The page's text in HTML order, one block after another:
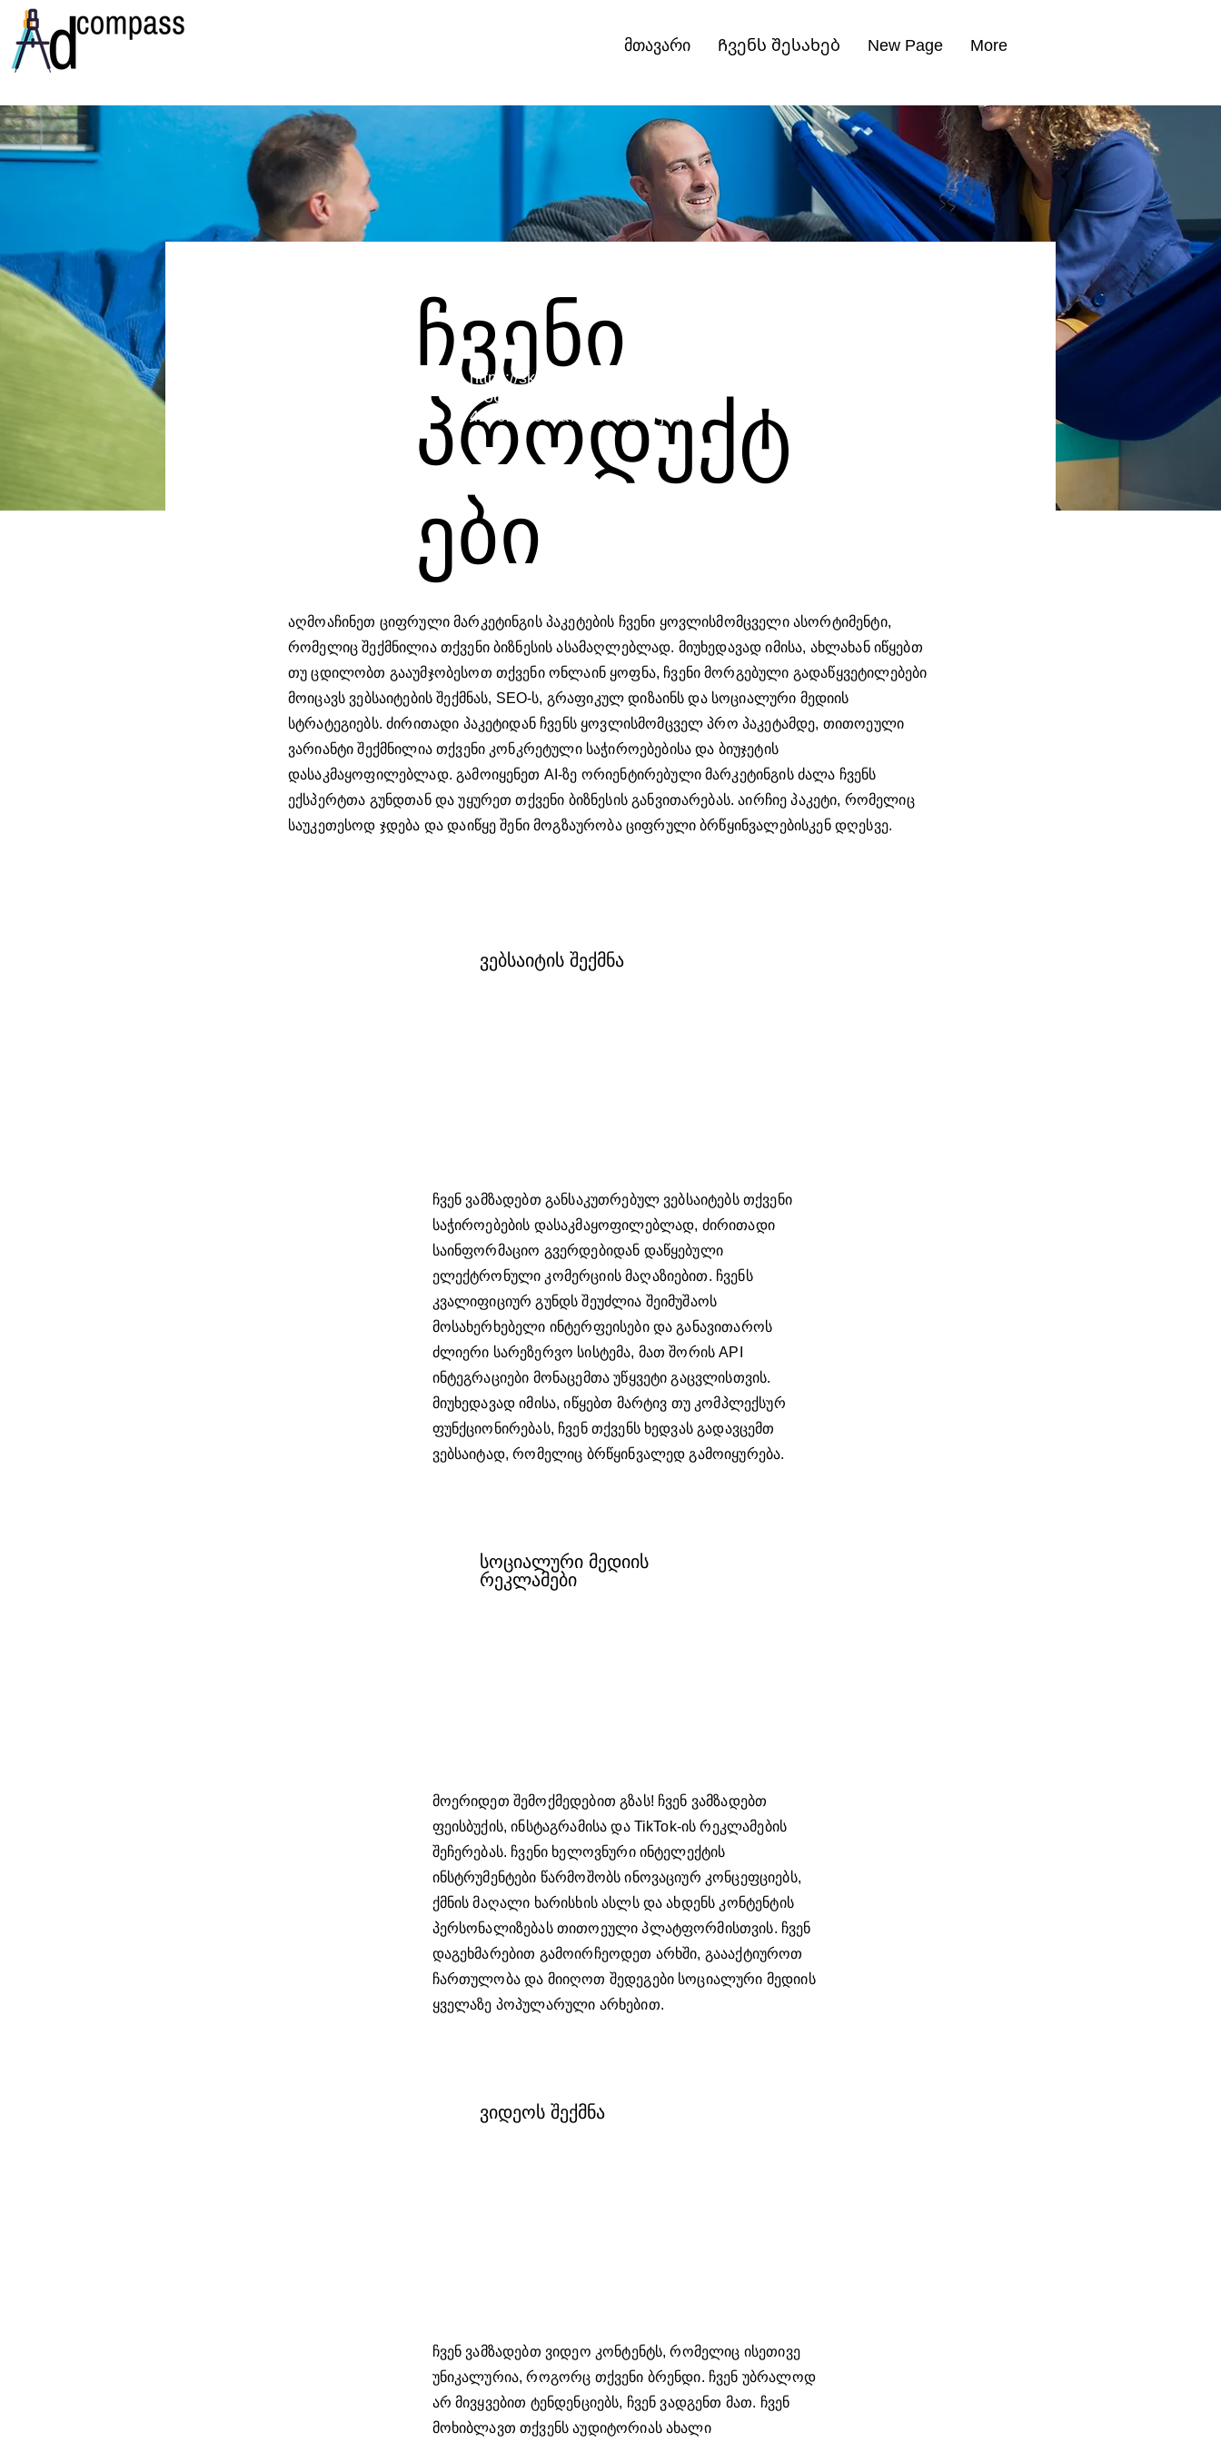
მთავარი Ჩვენს შესახებ New Page More
ჩვენი
პროდუქტ
ები
აღმოაჩინეთ ციფრული მარკეტინგის პაკეტების ჩვენი ყოვლისმომცველი ასორტიმენტი,
რომელიც შექმნილია თქვენი ბიზნესის ასამაღლებლად. მიუხედავად იმისა, ახლახან იწყებთ
თუ ცდილობთ გააუმჯობესოთ თქვენი ონლაინ ყოფნა, ჩვენი მორგებული გადაწყვეტილებები
მოიცავს ვებსაიტების შექმნას, SEO-ს, გრაფიკულ დიზაინს და სოციალური მედიის
სტრატეგიებს. ძირითადი პაკეტიდან ჩვენს ყოვლისმომცველ პრო პაკეტამდე, თითოეული
ვარიანტი შექმნილია თქვენი კონკრეტული საჭიროებებისა და ბიუჯეტის
დასაკმაყოფილებლად. გამოიყენეთ AI-ზე ორიენტირებული მარკეტინგის ძალა ჩვენს
ექსპერტთა გუნდთან და უყურეთ თქვენი ბიზნესის განვითარებას. აირჩიე პაკეტი, რომელიც
საუკეთესოდ ჯდება და დაიწყე შენი მოგზაურობა ციფრული ბრწყინვალებისკენ დღესვე.
https://skillshop.credential.net/cccc436
3-5688-4293-8536-
42e92e20cda7#acc.R3CPj0sS
ვებსაიტის შექმნა
ჩვენ ვამზადებთ განსაკუთრებულ ვებსაიტებს თქვენი
საჭიროებების დასაკმაყოფილებლად, ძირითადი
საინფორმაციო გვერდებიდან დაწყებული
ელექტრონული კომერციის მაღაზიებით. ჩვენს
კვალიფიციურ გუნდს შეუძლია შეიმუშაოს
მოსახერხებელი ინტერფეისები და განავითაროს
ძლიერი სარეზერვო სისტემა, მათ შორის API
ინტეგრაციები მონაცემთა უწყვეტი გაცვლისთვის.
მიუხედავად იმისა, იწყებთ მარტივ თუ კომპლექსურ
ფუნქციონირებას, ჩვენ თქვენს ხედვას გადავცემთ
ვებსაიტად, რომელიც ბრწყინვალედ გამოიყურება.
სოციალური მედიის
რეკლამები
მოერიდეთ შემოქმედებით გზას! ჩვენ ვამზადებთ
ფეისბუქის, ინსტაგრამისა და TikTok-ის რეკლამების
შეჩერებას. ჩვენი ხელოვნური ინტელექტის
ინსტრუმენტები წარმოშობს ინოვაციურ კონცეფციებს,
ქმნის მაღალი ხარისხის ასლს და ახდენს კონტენტის
პერსონალიზებას თითოეული პლატფორმისთვის. ჩვენ
დაგეხმარებით გამოირჩეოდეთ არხში, გაააქტიუროთ
ჩართულობა და მიიღოთ შედეგები სოციალური მედიის
ყველაზე პოპულარული არხებით.
ვიდეოს შექმნა
ჩვენ ვამზადებთ ვიდეო კონტენტს, რომელიც ისეთივე
უნიკალურია, როგორც თქვენი ბრენდი. ჩვენ უბრალოდ
არ მივყვებით ტენდენციებს, ჩვენ ვადგენთ მათ. ჩვენ
მოხიბლავთ თქვენს აუდიტორიას ახალი